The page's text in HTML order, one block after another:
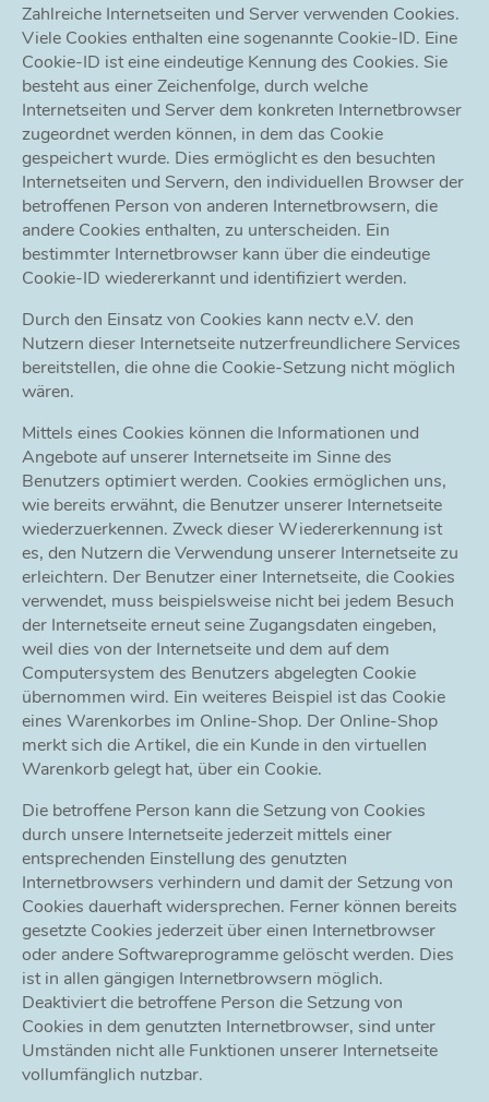
Zahlreiche Internetseiten und Server verwenden Cookies.
Viele Cookies enthalten eine sogenannte Cookie-ID. Eine
Cookie-ID ist eine eindeutige Kennung des Cookies. Sie
besteht aus einer Zeichenfolge, durch welche
Internetseiten und Server dem konkreten Internetbrowser
zugeordnet werden können, in dem das Cookie
gespeichert wurde. Dies ermöglicht es den besuchten
Internetseiten und Servern, den individuellen Browser der
betroffenen Person von anderen Internetbrowsern, die
andere Cookies enthalten, zu unterscheiden. Ein
bestimmter Internetbrowser kann über die eindeutige
Cookie-ID wiedererkannt und identifiziert werden.
Durch den Einsatz von Cookies kann nectv e.V. den
Nutzern dieser Internetseite nutzerfreundlichere Services
bereitstellen, die ohne die Cookie-Setzung nicht möglich
wären.
Mittels eines Cookies können die Informationen und
Angebote auf unserer Internetseite im Sinne des
Benutzers optimiert werden. Cookies ermöglichen uns,
wie bereits erwähnt, die Benutzer unserer Internetseite
wiederzuerkennen. Zweck dieser Wiedererkennung ist
es, den Nutzern die Verwendung unserer Internetseite zu
erleichtern. Der Benutzer einer Internetseite, die Cookies
verwendet, muss beispielsweise nicht bei jedem Besuch
der Internetseite erneut seine Zugangsdaten eingeben,
weil dies von der Internetseite und dem auf dem
Computersystem des Benutzers abgelegten Cookie
übernommen wird. Ein weiteres Beispiel ist das Cookie
eines Warenkorbes im Online-Shop. Der Online-Shop
merkt sich die Artikel, die ein Kunde in den virtuellen
Warenkorb gelegt hat, über ein Cookie.
Die betroffene Person kann die Setzung von Cookies
durch unsere Internetseite jederzeit mittels einer
entsprechenden Einstellung des genutzten
Internetbrowsers verhindern und damit der Setzung von
Cookies dauerhaft widersprechen. Ferner können bereits
gesetzte Cookies jederzeit über einen Internetbrowser
oder andere Softwareprogramme gelöscht werden. Dies
ist in allen gängigen Internetbrowsern möglich.
Deaktiviert die betroffene Person die Setzung von
Cookies in dem genutzten Internetbrowser, sind unter
Umständen nicht alle Funktionen unserer Internetseite
vollumfänglich nutzbar.